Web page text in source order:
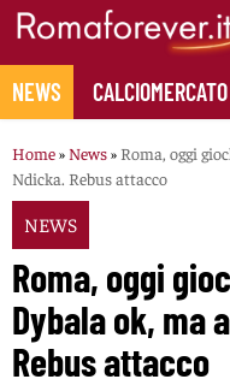
Skip
content
NEWS CALCIOMERCATO
Home» News» Roma, oggi
Ndicka. Rebus attacco
NEWS
Roma, oggi
Dybala ok, ma
Rebus attacco